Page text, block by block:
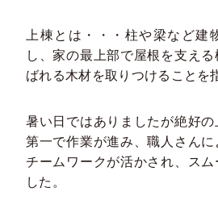
上棟とは・・・柱や梁など建
し、家の最上部で屋根を支え
ばれる木材を取りつけることを
暑い日ではありましたが絶好
第一で作業が進み、職人さん
チームワークが活かされ、スム
した。